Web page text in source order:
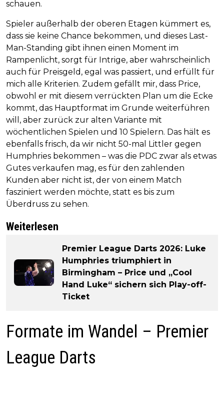
schauen.
Spieler außerhalb der oberen Etagen kümmert es,
dass sie keine Chance bekommen, und dieses Last-
Man-Standing gibt ihnen einen Moment im
Rampenlicht, sorgt für Intrige, aber wahrscheinlich
auch für Preisgeld, egal was passiert, und erfüllt für
mich alle Kriterien. Zudem gefällt mir, dass Price,
obwohl er mit diesem verrückten Plan um die Ecke
kommt, das Hauptformat im Grunde weiterführen
will, aber zurück zur alten Variante mit
wöchentlichen Spielen und 10 Spielern. Das hält es
ebenfalls frisch, da wir nicht 50-mal Littler gegen
Humphries bekommen – was die PDC zwar als etwas
Gutes verkaufen mag, es für den zahlenden
Kunden aber nicht ist, der von einem Match
fasziniert werden möchte, statt es bis zum
Überdruss zu sehen.
Weiterlesen
Premier League Darts 2026: Luke
Humphries triumphiert in
Birmingham – Price und „Cool
Hand Luke“ sichern sich Play-off-
Ticket
Formate im Wandel – Premier
League Darts